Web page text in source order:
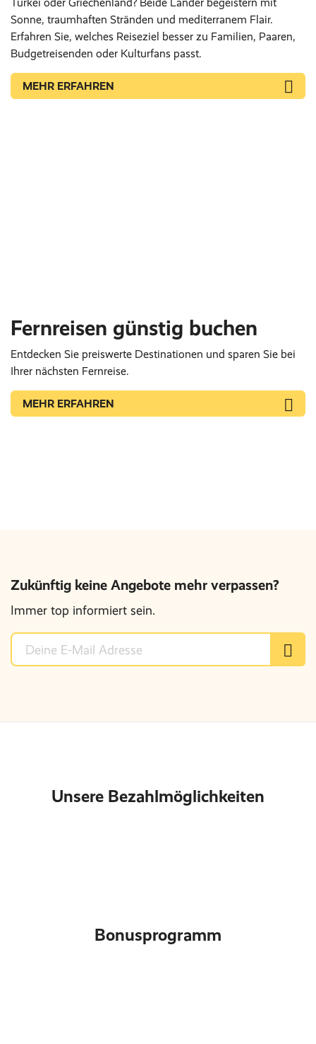
Sonne, traumhaften Stränden und mediterranem Flair.
Erfahren Sie, welches Reiseziel besser zu Familien, Paaren,
Budgetreisenden oder Kulturfans passt.
MEHR ERFAHREN
Fernreisen günstig buchen
Entdecken Sie preiswerte Destinationen und sparen Sie bei
Ihrer nächsten Fernreise.
MEHR ERFAHREN
Zukünftig keine Angebote mehr verpassen?
Immer top informiert sein.
Unsere Bezahlmöglichkeiten
Bonusprogramm